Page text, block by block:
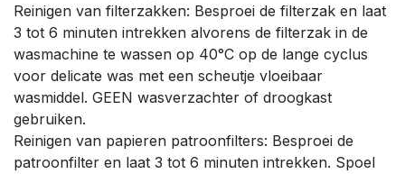
Reinigen van filterzakken: Besproei de filterzak en laat
3 tot 6 minuten intrekken alvorens de filterzak in de
wasmachine te wassen op 40°C op de lange cyclus
voor delicate was met een scheutje vloeibaar
wasmiddel. GEEN wasverzachter of droogkast
gebruiken.
Reinigen van papieren patroonfilters: Besproei de
patroonfilter en laat 3 tot 6 minuten intrekken. Spoel